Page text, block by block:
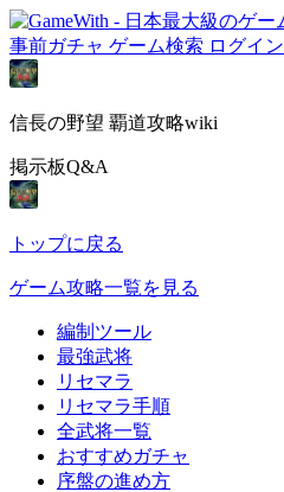
事前ガチャ ゲーム検索 ログイン
信長の野望 覇道攻略wiki
掲示板Q&A
トップに戻る
ゲーム攻略一覧を見る
編制ツール
最強武将
リセマラ
リセマラ手順
全武将一覧
おすすめガチャ
序盤の進め方